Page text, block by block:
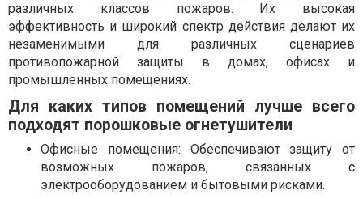
различных классов пожаров. Их высокая
эффективность и широкий спектр действия делают их
незаменимыми для различных сценариев
противопожарной защиты в домах, офисах и
промышленных помещениях.
Для каких типов помещений лучше всего
подходят порошковые огнетушители
Офисные помещения: Обеспечивают защиту от
возможных пожаров, связанных с
электрооборудованием и бытовыми рисками.